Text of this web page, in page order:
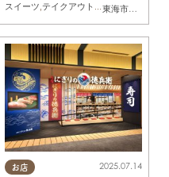
半田市 ,常滑市,武豊町,美浜町,南知多町
東海市大府市
スイーツ,テイクアウト ,キッチンカー
お店 2025.07.14